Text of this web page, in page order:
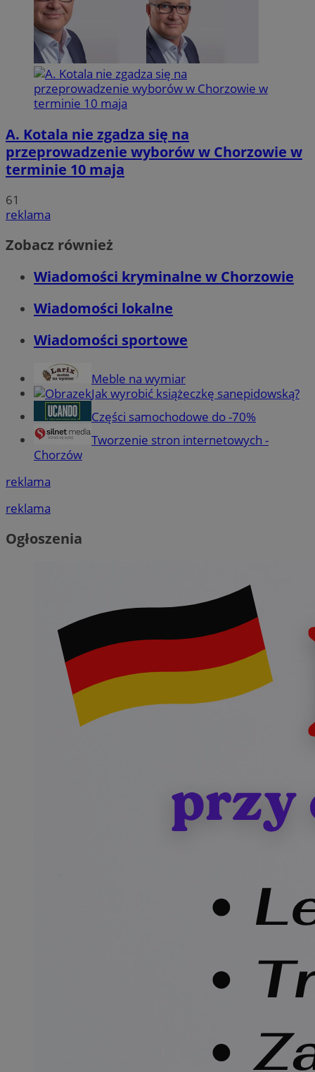
A. Kotala nie zgadza się na
przeprowadzenie wyborów w Chorzowie w
terminie 10 maja
61
reklama
Zobacz również
Wiadomości kryminalne w Chorzowie
Wiadomości lokalne
Wiadomości sportowe
Meble na wymiar
Jak wyrobić książeczkę sanepidowską?
Części samochodowe do -70%
Tworzenie stron internetowych -
Chorzów
reklama
reklama
Ogłoszenia